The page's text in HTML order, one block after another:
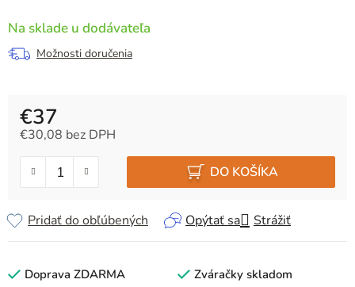
Na sklade u dodávateľa
Možnosti doručenia
€37
€30,08 bez DPH
DO KOŠÍKA
Opýtať sa Strážiť
Pridať do obľúbených
Doprava ZDARMA Zváračky skladom